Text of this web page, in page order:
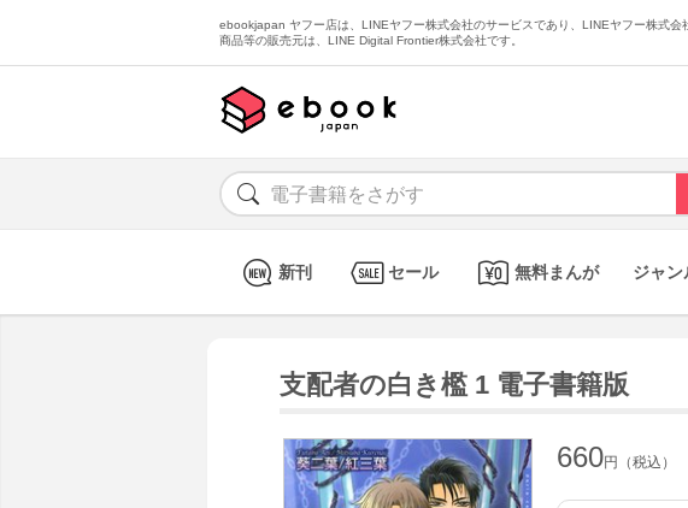
ebookjapan ヤフー店は、LINEヤフー株式会社のサービスであり、LINEヤフー株式会
商品等の販売元は、LINE Digital Frontier株式会社です。
新刊 セール 無料まんが ジャン
支配者の白き檻 1 電子書籍版
660円（税込）